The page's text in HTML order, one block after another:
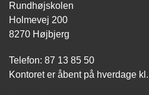
Rundhøjskolen
Holmevej 200
8270 Højbjerg
Telefon: 87 13 85 50
Kontoret er åbent på hverdage